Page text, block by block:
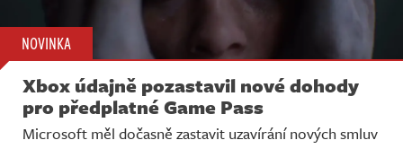
NOVINKA
Xbox údajně pozastavil nové dohody
pro předplatné Game Pass
Microsoft měl dočasně zastavit uzavírání nových smluv